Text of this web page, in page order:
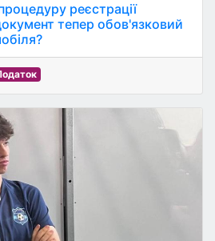
реєстрації
тепер обов'язковий